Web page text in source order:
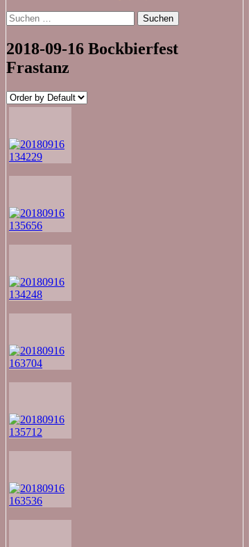
Suchen
nach:
2018-09-16 Bockbierfest
Frastanz